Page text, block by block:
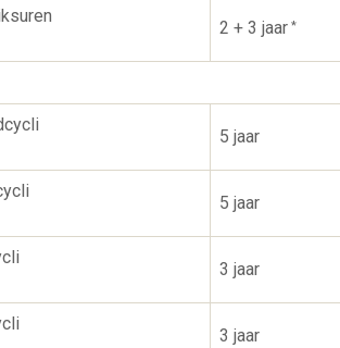
2 + 3 jaar *
5 jaar
5 jaar
3 jaar
3 jaar